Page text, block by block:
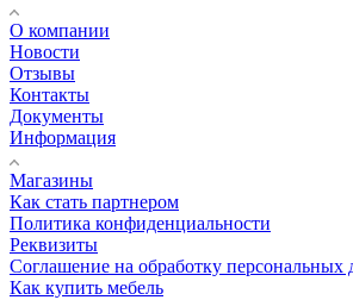
О компании
Новости
Отзывы
Контакты
Документы
Информация
Магазины
Как стать партнером
Политика конфиденциальности
Реквизиты
Соглашение на обработку персональных
Как купить мебель